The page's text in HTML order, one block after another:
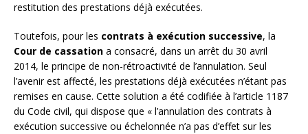
restitution des prestations déjà exécutées.
Toutefois, pour les contrats à exécution successive, la
Cour de cassation a consacré, dans un arrêt du 30 avril
2014, le principe de non-rétroactivité de l’annulation. Seul
l’avenir est affecté, les prestations déjà exécutées n’étant pas
remises en cause. Cette solution a été codifiée à l’article 1187
du Code civil, qui dispose que « l’annulation des contrats à
exécution successive ou échelonnée n’a pas d’effet sur les